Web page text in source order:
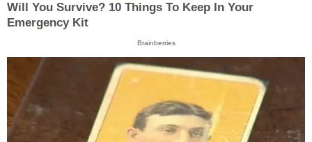
Will You Survive? 10 Things To Keep In Your
Emergency Kit
Brainberries